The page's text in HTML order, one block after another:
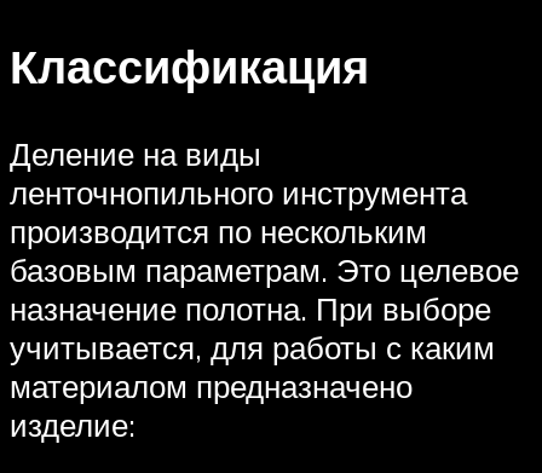
Классификация
Деление на виды
ленточнопильного инструмента
производится по нескольким
базовым параметрам. Это целевое
назначение полотна. При выборе
учитывается, для работы с каким
материалом предназначено
изделие: